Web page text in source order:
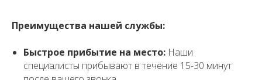
Преимущества нашей службы:
Быстрое прибытие на место: Наши
специалисты прибывают в течение 15-30 минут